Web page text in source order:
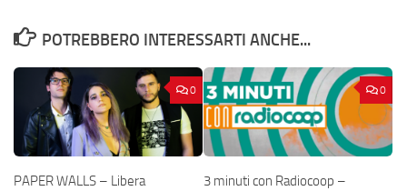
POTREBBERO INTERESSARTI ANCHE...
0
PAPER WALLS – Libera
0
3 minuti con Radiocoop –